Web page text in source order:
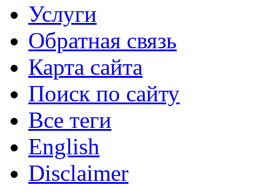
Услуги
Обратная связь
Карта сайта
Поиск по сайту
Все теги
English
Disclaimer